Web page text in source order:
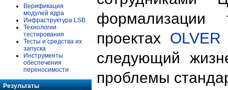
Верификация
модулей ядра
Инфраструктура LSB
Технологии
тестирования
Тесты и средства их
запуска
Инструменты
обеспечения
переносимости
Результаты
формализации
проектах OLVER
следующий
проблемы